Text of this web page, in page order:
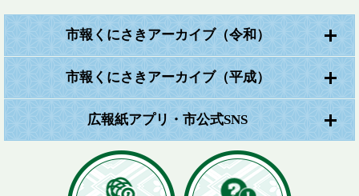
市報くにさきアーカイブ（令和）
市報くにさきアーカイブ（平成）
広報紙アプリ・市公式SNS